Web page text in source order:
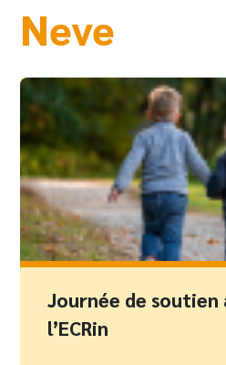
Neve
Journée de
l’ECRin